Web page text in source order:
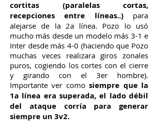
cortitas (paralelas cortas,
recepciones entre líneas..)para
alejarse de la 2a línea. Pozo lo usó
mucho más desde un modelo más 3-1 e
Inter desde más 4-0 (haciendo que Pozo
muchas veces realizara giros zonales
puros, cogiendo los cortes con el cierre
y girando con el 3er hombre).
Importante ver comosiempre que la
1a línea era superada, el lado débil
del ataque corría para generar
siempre un 3v2.